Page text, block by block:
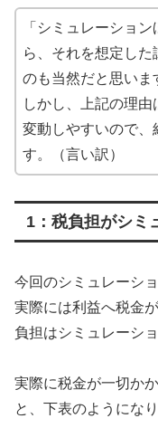
「シミュレーショ
ら、それを想定し
のも当然だと思いま
しかし、上記の理由
変動しやすいので、
す。（言い訳）
1：税負担がシミ
今回のシミュレーシ
実際には利益へ税金
負担はシミュレーシ
実際に税金が一切か
と、下表のようになり